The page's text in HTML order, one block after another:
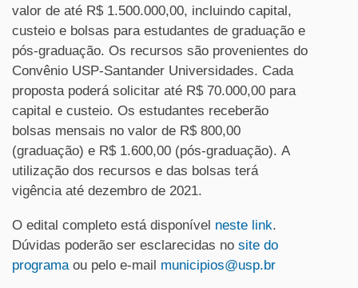
valor de até R$ 1.500.000,00, incluindo capital,
custeio e bolsas para estudantes de graduação e
pós-graduação. Os recursos são provenientes do
Convênio USP-Santander Universidades. Cada
proposta poderá solicitar até R$ 70.000,00 para
capital e custeio. Os estudantes receberão
bolsas mensais no valor de R$ 800,00
(graduação) e R$ 1.600,00 (pós-graduação). A
utilização dos recursos e das bolsas terá
vigência até dezembro de 2021.
O edital completo está disponível neste link.
Dúvidas poderão ser esclarecidas no site do
programaou pelo e-mail municipios@usp.br